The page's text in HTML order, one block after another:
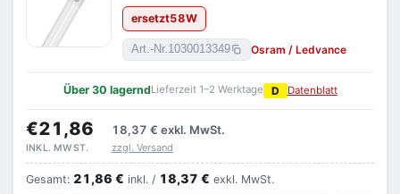
ersetzt58W
Art.-Nr.1030013349 Osram / Ledvance
Über 30 lagerndLieferzeit 1–2 Werktage D Datenblatt
€21,86 18,37 € exkl. MwSt.
INKL. MWST. zzgl. Versand
Gesamt: 21,86 € inkl. / 18,37 € exkl. MwSt.